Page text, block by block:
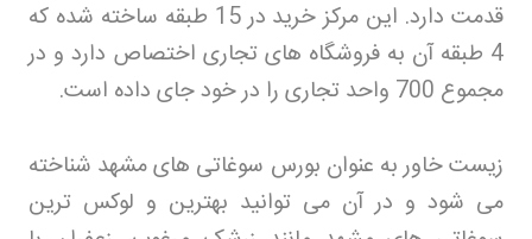
قدمت دارد. این مرکز خرید در 15 طبقه ساخته شده که
4 طبقه آن به فروشگاه های تجاری اختصاص دارد و در
مجموع 700 واحد تجاری را در خود جای داده است
.
زیست خاور به عنوان بورس سوغاتی های مشهد شناخته
می شود و در آن می توانید بهترین و لوکس ترین